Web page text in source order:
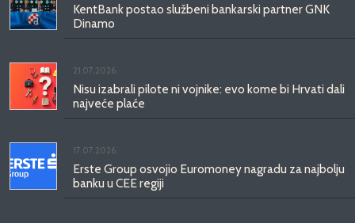
KentBank postao službeni bankarski partner GNK
Dinamo
21.07.2026.
Nisu izabrali pilote ni vojnike: evo kome bi Hrvati dali
najveće plaće
17.07.2026.
Erste Group osvojio Euromoney nagradu za najbolju
banku u CEE regiji